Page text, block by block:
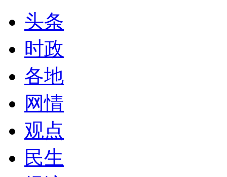
头条
时政
各地
网情
观点
民生